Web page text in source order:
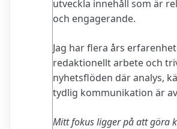
utveckla innehåll som är
och engagerande.
Jag har flera års
redaktionellt arbete och
nyhetsflöden där analys,
tydlig kommunikation är
Mitt fokus ligger på att göra